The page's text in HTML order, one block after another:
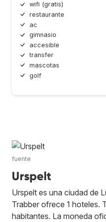
wifi (gratis)
restaurante
ac
gimnasio
accesible
transfer
mascotas
golf
fuente
Urspelt
Urspelt es una ciudad de
Trabber ofrece 1 hoteles.
habitantes. La moneda